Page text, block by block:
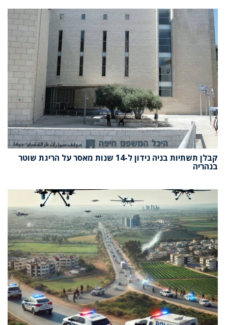
קבלן תשתיות בניה נידון ל-14 שנות מאסר על הריגת שוטר
בנהריה